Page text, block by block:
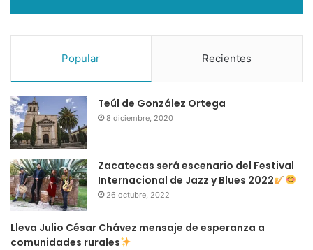
Popular Recientes
Teúl de González Ortega
8 diciembre, 2020
Zacatecas será escenario del Festival
Internacional de Jazz y Blues 2022
26 octubre, 2022
Lleva Julio César Chávez mensaje de esperanza a
comunidades rurales